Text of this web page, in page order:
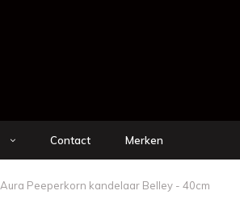
Contact Merken
Aura Peeperkorn kandelaar Belley - 40cm